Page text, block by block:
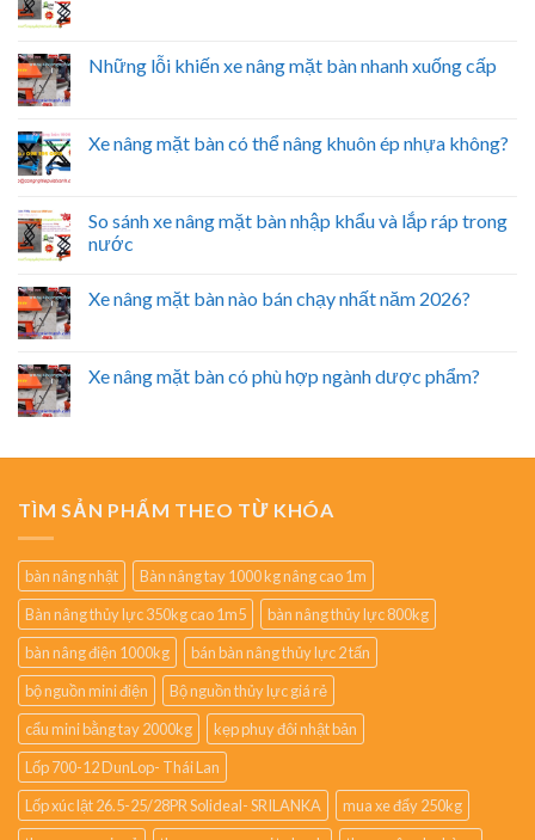
Những lỗi khiến xe nâng mặt bàn nhanh xuống cấp
Xe nâng mặt bàn có thể nâng khuôn ép nhựa không?
So sánh xe nâng mặt bàn nhập khẩu và lắp ráp trong
nước
Xe nâng mặt bàn nào bán chạy nhất năm 2026?
Xe nâng mặt bàn có phù hợp ngành dược phẩm?
TÌM SẢN PHẨM THEO TỪ KHÓA
bàn nâng nhật
Bàn nâng tay 1000 kg nâng cao 1m
Bàn nâng thủy lực 350kg cao 1m5
bàn nâng thủy lực 800kg
bàn nâng điện 1000kg
bán bàn nâng thủy lực 2 tấn
bộ nguồn mini điện
Bộ nguồn thủy lực giá rẻ
cẩu mini bằng tay 2000kg
kẹp phuy đôi nhật bản
Lốp 700-12 DunLop- Thái Lan
Lốp xúc lật 26.5-25/28PR Solideal- SRILANKA
mua xe đẩy 250kg